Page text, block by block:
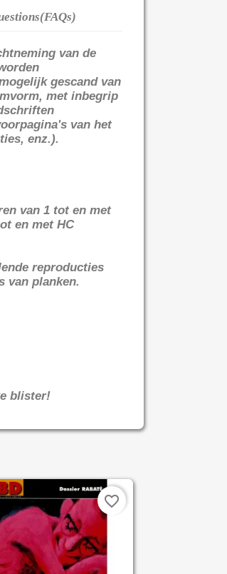
van de
gescand van
met inbegrip
van het
enz.).
van 1 tot en met
en met HC
reproducties
van planken.
blister!
favorite_border